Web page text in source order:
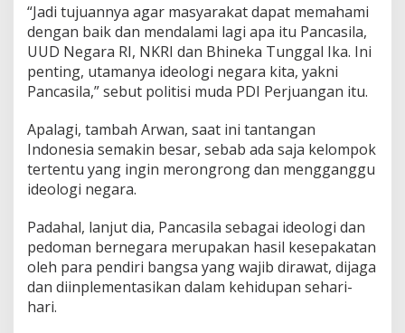
“Jadi tujuannya agar masyarakat dapat memahami
dengan baik dan mendalami lagi apa itu Pancasila,
UUD Negara RI, NKRI dan Bhineka Tunggal Ika. Ini
penting, utamanya ideologi negara kita, yakni
Pancasila,” sebut politisi muda PDI Perjuangan itu.
Apalagi, tambah Arwan, saat ini tantangan
Indonesia semakin besar, sebab ada saja kelompok
tertentu yang ingin merongrong dan mengganggu
ideologi negara.
Padahal, lanjut dia, Pancasila sebagai ideologi dan
pedoman bernegara merupakan hasil kesepakatan
oleh para pendiri bangsa yang wajib dirawat, dijaga
dan diinplementasikan dalam kehidupan sehari-
hari.